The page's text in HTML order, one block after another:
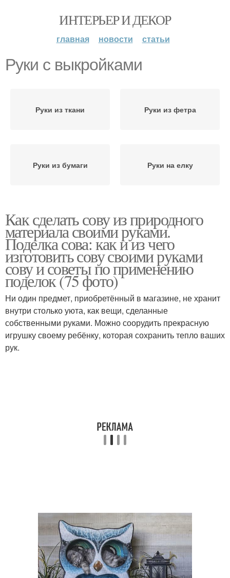
ИНТЕРЬЕР И ДЕКОР
главная новости статьи
Руки с выкройками
Руки из ткани Руки из фетра
Руки из бумаги Руки на елку
Как сделать сову из природного
материала своими руками.
Поделка сова: как и из чего
изготовить сову своими руками
сову и советы по применению
поделок (75 фото)
Ни один предмет, приобретённый в магазине, не хранит
внутри столько уюта, как вещи, сделанные
собственными руками. Можно соорудить прекрасную
игрушку своему ребёнку, которая сохранить тепло ваших
рук.